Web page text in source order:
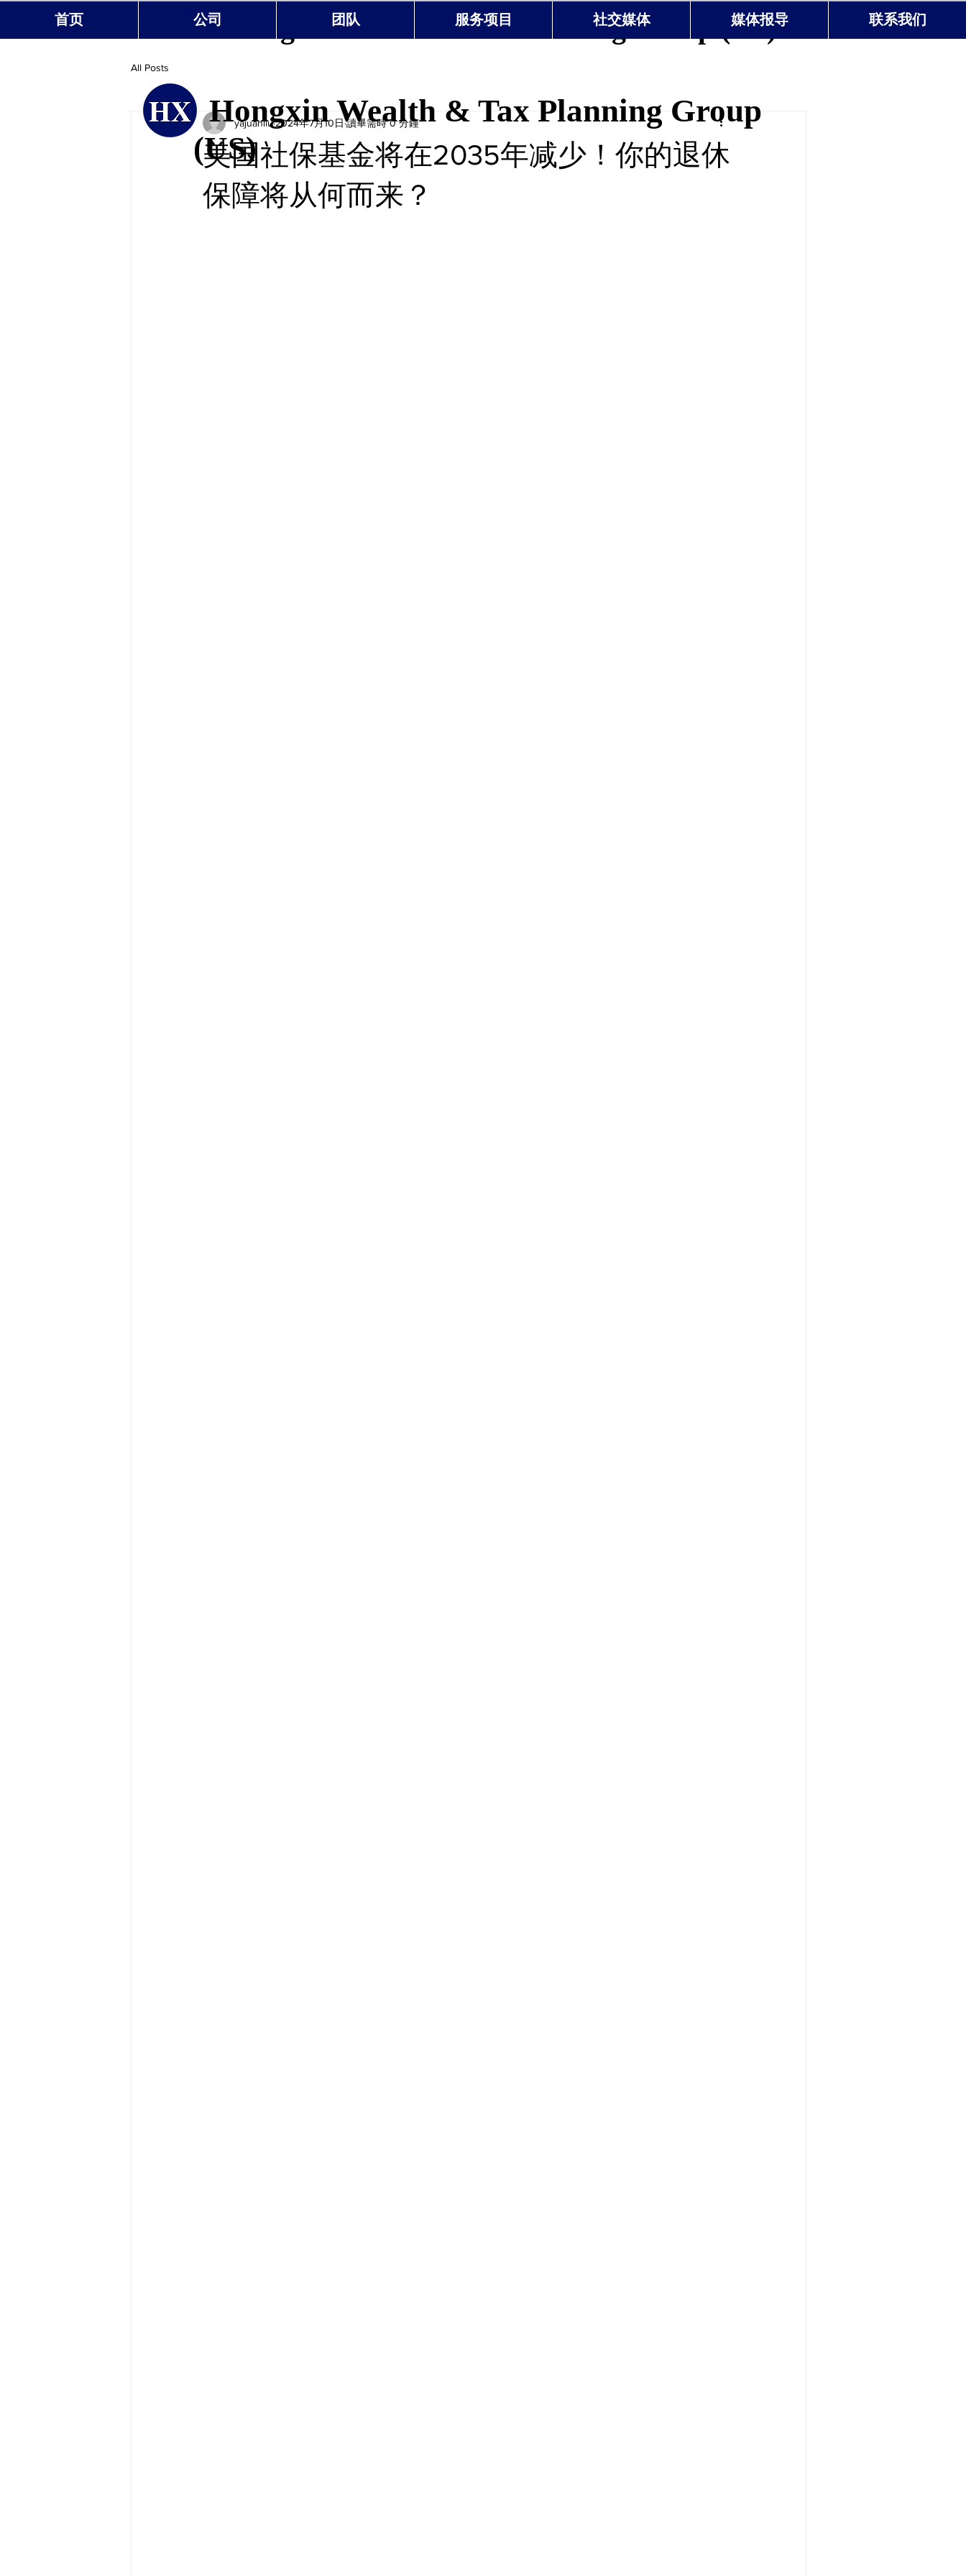
首页 公司 团队 服务项目 社交媒体 媒体报导 联系我们
All Posts
美国社保基金将在2035年减少！你的退休
保障将从何而来？
yajuanliu2024年7月10日 讀畢需時 0 分鐘
Hongxin Wealth & Tax Planning Group (US)
Hongxin Wealth & Tax Planning Group
(US)